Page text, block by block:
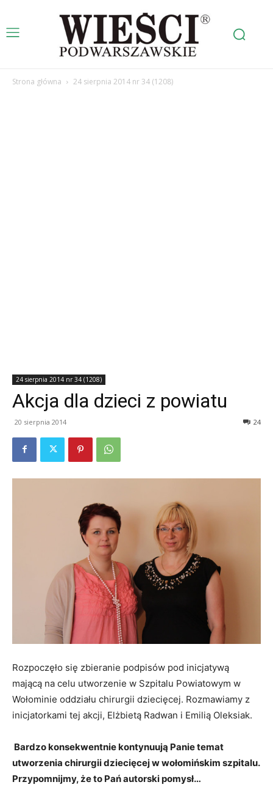
Strona główna 24 sierpnia 2014 nr 34 (1208)
24 sierpnia 2014 nr 34 (1208)
Akcja dla dzieci z powiatu
20 sierpnia 2014 24
Rozpoczęło się zbieranie podpisów pod inicjatywą
mającą na celu utworzenie w Szpitalu Powiatowym w
Wołominie oddziału chirurgii dziecięcej. Rozmawiamy z
inicjatorkami tej akcji, Elżbietą Radwan i Emilią Oleksiak.
Bardzo konsekwentnie kontynuują Panie temat
utworzenia chirurgii dziecięcej w wołomińskim szpitalu.
Przypomnijmy, że to Pań autorski pomysł…